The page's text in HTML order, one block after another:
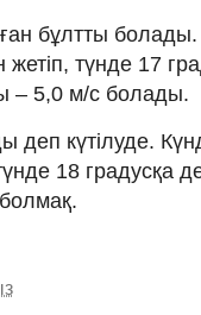
бұлтты болады.
түнде 17
– 5,0 м/с болады.
күтілуде.
18 градусқа